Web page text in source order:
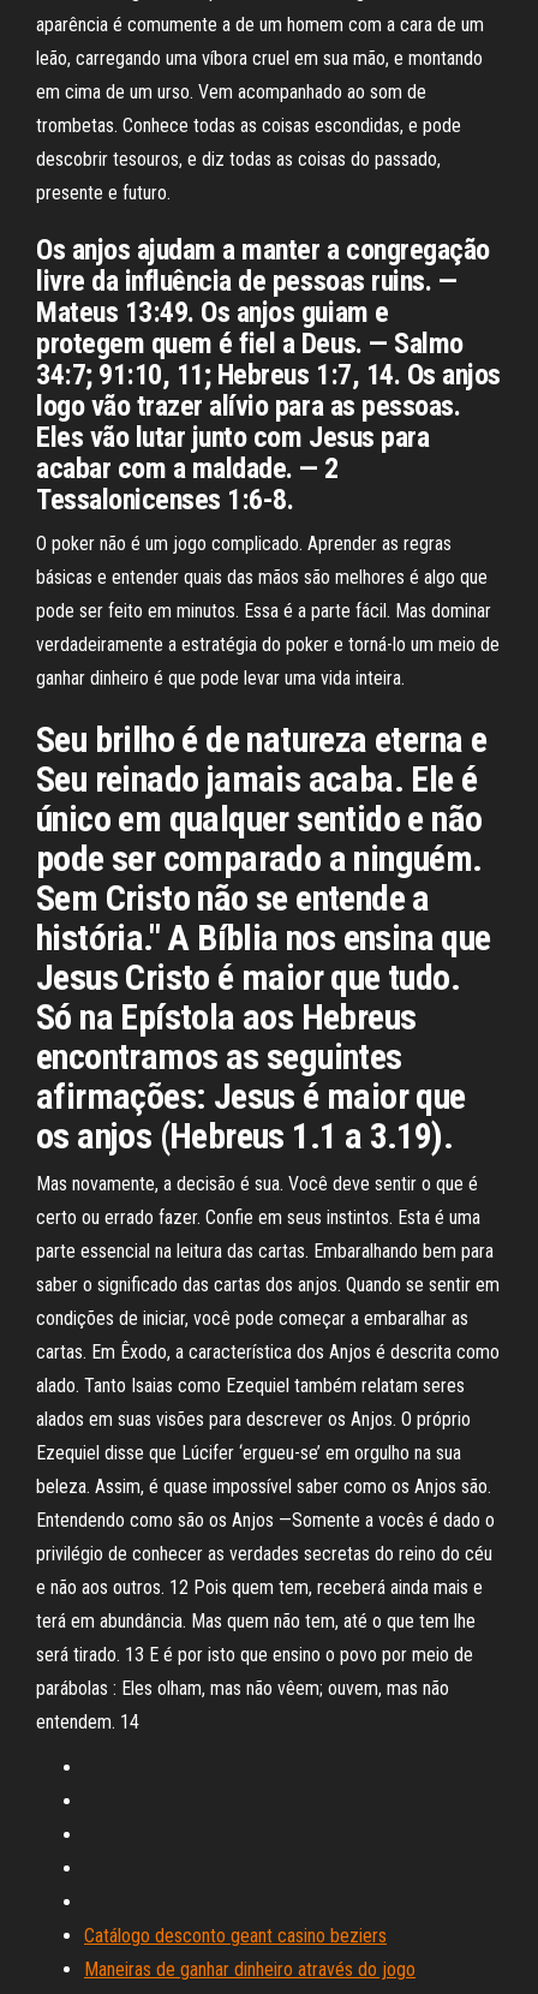
aparência é comumente a de um homem com a cara de um
leão, carregando uma víbora cruel em sua mão, e montando
em cima de um urso. Vem acompanhado ao som de
trombetas. Conhece todas as coisas escondidas, e pode
descobrir tesouros, e diz todas as coisas do passado,
presente e futuro.
Os anjos ajudam a manter a congregação
livre da influência de pessoas ruins. —
Mateus 13:49. Os anjos guiam e
protegem quem é fiel a Deus. — Salmo
34:7; 91:10, 11; Hebreus 1:7, 14. Os anjos
logo vão trazer alívio para as pessoas.
Eles vão lutar junto com Jesus para
acabar com a maldade. — 2
Tessalonicenses 1:6-8.
O poker não é um jogo complicado. Aprender as regras
básicas e entender quais das mãos são melhores é algo que
pode ser feito em minutos. Essa é a parte fácil. Mas dominar
verdadeiramente a estratégia do poker e torná-lo um meio de
ganhar dinheiro é que pode levar uma vida inteira.
Seu brilho é de natureza eterna e
Seu reinado jamais acaba. Ele é
único em qualquer sentido e não
pode ser comparado a ninguém.
Sem Cristo não se entende a
história." A Bíblia nos ensina que
Jesus Cristo é maior que tudo.
Só na Epístola aos Hebreus
encontramos as seguintes
afirmações: Jesus é maior que
os anjos (Hebreus 1.1 a 3.19).
Mas novamente, a decisão é sua. Você deve sentir o que é
certo ou errado fazer. Confie em seus instintos. Esta é uma
parte essencial na leitura das cartas. Embaralhando bem para
saber o significado das cartas dos anjos. Quando se sentir em
condições de iniciar, você pode começar a embaralhar as
cartas. Em Êxodo, a característica dos Anjos é descrita como
alado. Tanto Isaias como Ezequiel também relatam seres
alados em suas visões para descrever os Anjos. O próprio
Ezequiel disse que Lúcifer ‘ergueu-se’ em orgulho na sua
beleza. Assim, é quase impossível saber como os Anjos são.
Entendendo como são os Anjos —Somente a vocês é dado o
privilégio de conhecer as verdades secretas do reino do céu
e não aos outros. 12 Pois quem tem, receberá ainda mais e
terá em abundância. Mas quem não tem, até o que tem lhe
será tirado. 13 E é por isto que ensino o povo por meio de
parábolas : Eles olham, mas não vêem; ouvem, mas não
entendem. 14
Catálogo desconto geant casino beziers
Maneiras de ganhar dinheiro através do jogo